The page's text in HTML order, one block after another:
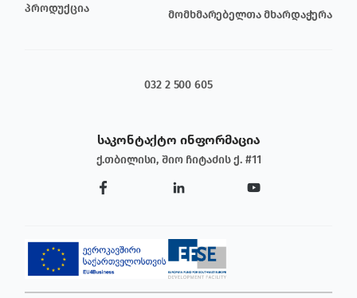
პროდუქცია მომხმარებელთა მხარდაჭერა
032 2 500 605
საკონტაქტო ინფორმაცია
ქ.თბილისი, შიო ჩიტაძის ქ. #11